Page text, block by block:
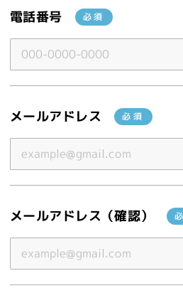
電話番号
メールアドレス
メールアドレス （確認）